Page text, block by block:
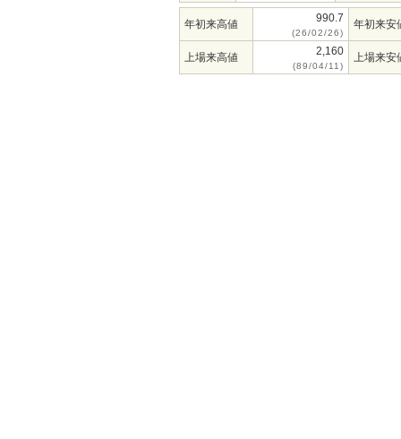
年初来高値 990.7
(26/02/26)
年初来安
上場来高値 2,160
(89/04/11)
上場来安